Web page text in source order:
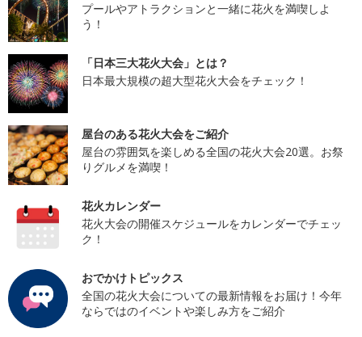
プールやアトラクションと一緒に花火を満喫しよ
う！
「日本三大花火大会」とは？
日本最大規模の超大型花火大会をチェック！
屋台のある花火大会をご紹介
屋台の雰囲気を楽しめる全国の花火大会20選。お祭
りグルメを満喫！
花火カレンダー
花火大会の開催スケジュールをカレンダーでチェッ
ク！
おでかけトピックス
全国の花火大会についての最新情報をお届け！今年
ならではのイベントや楽しみ方をご紹介